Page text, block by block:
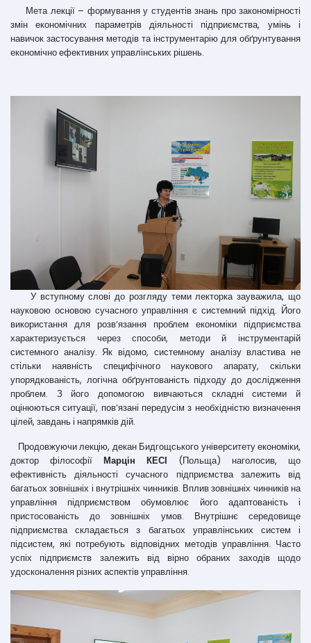
Мета лекції – формування у студентів знань про закономірності
змін економічних параметрів діяльності підприємства, умінь і
навичок застосування методів та інструментарію для обґрунтування
економічно ефективних управлінських рішень.
У вступному слові до розгляду теми лекторка зауважила, що
науковою основою сучасного управління є системний підхід. Його
використання для розв’язання проблем економіки підприємства
характеризується через способи, методи й інструментарій
системного аналізу. Як відомо, системному аналізу властива не
стільки наявність специфічного наукового апарату, скільки
упорядкованість, логічна обґрунтованість підходу до дослідження
проблем. З його допомогою вивчаються складні системи й
оцінюються ситуації, пов’язані передусім з необхідністю визначення
цілей, завдань і напрямків дій.
Продовжуючи лекцію, декан Бидгощського університету економіки,
доктор філософії Марцін КЕСІ (Польща) наголосив, що
ефективність діяльності сучасного підприємства залежить від
багатьох зовнішніх і внутрішніх чинників. Вплив зовнішніх чинників на
управління підприємством обумовлює його адаптованість і
пристосованість до зовнішніх умов. Внутрішнє середовище
підприємства складається з багатьох управлінських систем і
підсистем, які потребують відповідних методів управління. Часто
успіх підприємств залежить від вірно обраних заходів щодо
удосконалення різних аспектів управління.